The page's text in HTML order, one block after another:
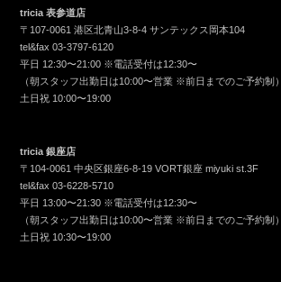
tricia 表参道店
〒107-0061 港区北青山3-8-4 サンテックス岡本104
tel&fax03-3797-6120
平日 12:30〜21:00 ※電話受付は12:30〜
（朝スタッフ出勤日は10:00〜営業 ※前日までのご予約制）
土日祝 10:00〜19:00
tricia 銀座店
〒104-0061 中央区銀座6-8-19 VORT銀座 miyuki st.3F
tel&fax03-6228-5710
平日 13:00〜21:30 ※電話受付は12:30〜
（朝スタッフ出勤日は10:00〜営業 ※前日までのご予約制）
土日祝 10:30〜19:00